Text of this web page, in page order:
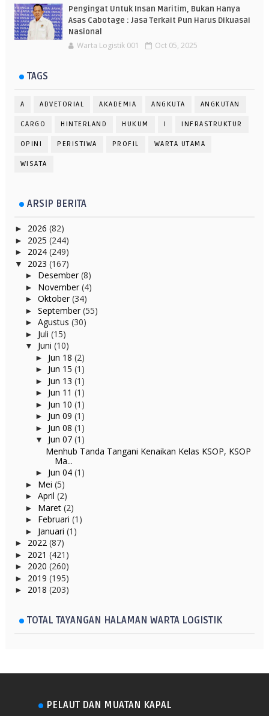
Pengingat Untuk Insan Maritim, Bukan Hanya
Asas Cabotage : Jasa Terkait Pun Harus Dikuasai
Nasional
Warta Logistik 001 Oct 05, 2025
TAGS
A ADVETORIAL AKADEMIA ANGKUTA ANGKUTAN
CARGO HINTERLAND HUKUM I INFRASTRUKTUR
OPINI PERISTIWA PROFIL WARTA UTAMA
WISATA
ARSIP BERITA
► 2026 (82)
► 2025 (244)
► 2024 (249)
▼ 2023 (167)
► Desember(8)
► November(4)
► Oktober(34)
► September(55)
► Agustus (30)
► Juli (15)
▼ Juni (10)
► Jun 18 (2)
► Jun 15 (1)
► Jun 13 (1)
► Jun 11 (1)
► Jun 10 (1)
► Jun 09 (1)
► Jun 08 (1)
▼ Jun 07 (1)
Menhub Tanda Tangani Kenaikan Kelas KSOP, KSOP
Ma...
► Jun 04 (1)
► Mei (5)
► April (2)
► Maret (2)
► Februari (1)
► Januari (1)
► 2022 (87)
► 2021 (421)
► 2020 (260)
► 2019 (195)
► 2018 (203)
TOTAL TAYANGAN HALAMAN WARTA LOGISTIK
PELAUT DAN MUATAN KAPAL